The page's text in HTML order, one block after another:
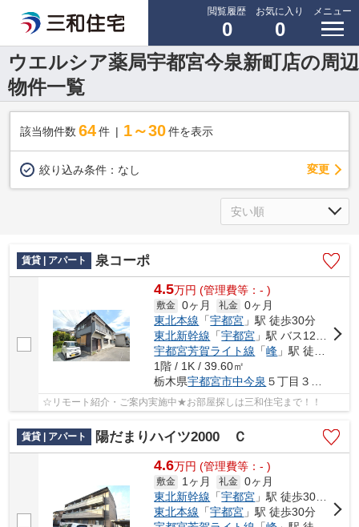
閲覧履歴
0
お気に入り
0
メニュー
ウエルシア薬局宇都宮今泉新町店の周辺
物件一覧
該当物件数 64件 1～30 件を表示
絞り込み条件： なし 変更
賃貸 | アパート 泉コーポ
4.5万円 (管理費等：- )
敷金 0ヶ月 礼金 0ヶ月
東北本線 「宇都宮 」駅 徒歩30分
東北新幹線 「宇都宮 」駅 バス12分 「中今泉五丁目」 停歩3分
宇都宮芳賀ライト線 「峰 」駅 徒歩20分
1階 / 1K / 39.60㎡
栃木県宇都宮市中今泉 ５丁目３６-２７
☆リモート紹介・ご案内実施中★お部屋探しは三和住宅まで！！
賃貸 | アパート 陽だまりハイツ2000 Ｃ
4.6万円 (管理費等：- )
敷金 1ヶ月 礼金 0ヶ月
東北新幹線 「宇都宮 」駅 徒歩30分車7分 2.2km
東北本線 「宇都宮 」駅 徒歩30分